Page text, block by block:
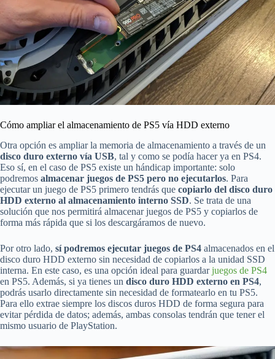
Cómo ampliar el almacenamiento de PS5 vía HDD externo
Otra opción es ampliar la memoria de almacenamiento a través de un
disco duro externo vía USB, tal y como se podía hacer ya en PS4.
Eso sí, en el caso de PS5 existe un hándicap importante: solo
podremos almacenar juegos de PS5 pero no ejecutarlos. Para
ejecutar un juego de PS5 primero tendrás que copiarlo del disco duro
HDD externo al almacenamiento interno SSD. Se trata de una
solución que nos permitirá almacenar juegos de PS5 y copiarlos de
forma más rápida que si los descargáramos de nuevo.
Por otro lado, sí podremos ejecutar juegos de PS4 almacenados en el
disco duro HDD externo sin necesidad de copiarlos a la unidad SSD
interna. En este caso, es una opción ideal para guardarjuegos de PS4
en PS5. Además, si ya tienes un disco duro HDD externo en PS4,
podrás usarlo directamente sin necesidad de formatearlo en tu PS5.
Para ello extrae siempre los discos duros HDD de forma segura para
evitar pérdida de datos; además, ambas consolas tendrán que tener el
mismo usuario de PlayStation.